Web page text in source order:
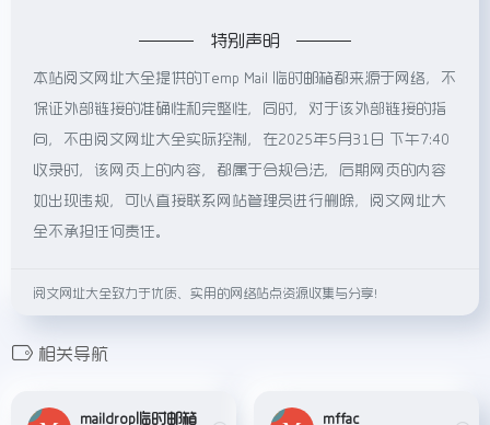
特别声明
本站阅文网址大全提供的Temp Mail 临时邮箱都来源于网络，不
保证外部链接的准确性和完整性，同时，对于该外部链接的指
向，不由阅文网址大全实际控制，在2025年5月31日 下午7:40
收录时，该网页上的内容，都属于合规合法，后期网页的内容
如出现违规，可以直接联系网站管理员进行删除，阅文网址大
全不承担任何责任。
阅文网址大全致力于优质、实用的网络站点资源收集与分享！
相关导航
maildrop临时邮箱 mffac